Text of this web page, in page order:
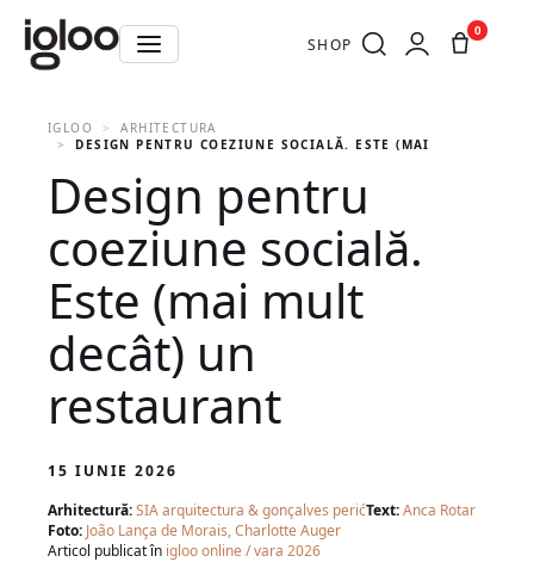
SHOP
0
IGLOO
ARHITECTURA
DESIGN PENTRU COEZIUNE SOCIALĂ. ESTE (MAI MULT
Design pentru
coeziune socială.
Este (mai mult
decât) un
restaurant
15 IUNIE 2026
Arhitectură:SIA arquitectura & gonçalves perićText:Anca Rotar
Foto: João Lança de Morais, Charlotte Auger
Articol publicat în igloo online / vara 2026